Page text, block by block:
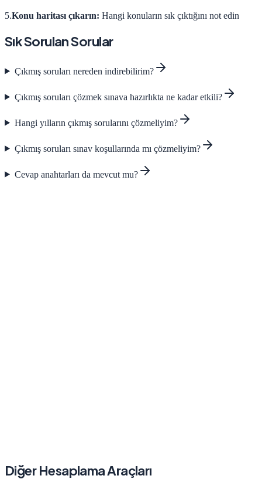
5.Konu haritası çıkarın: Hangi konuların sık çıktığını not edin
Sık Sorulan Sorular
Çıkmış soruları nereden indirebilirim?
Çıkmış soruları çözmek sınava hazırlıkta ne kadar etkili?
Hangi yılların çıkmış sorularını çözmeliyim?
Çıkmış soruları sınav koşullarında mı çözmeliyim?
Cevap anahtarları da mevcut mu?
Diğer Hesaplama Araçları